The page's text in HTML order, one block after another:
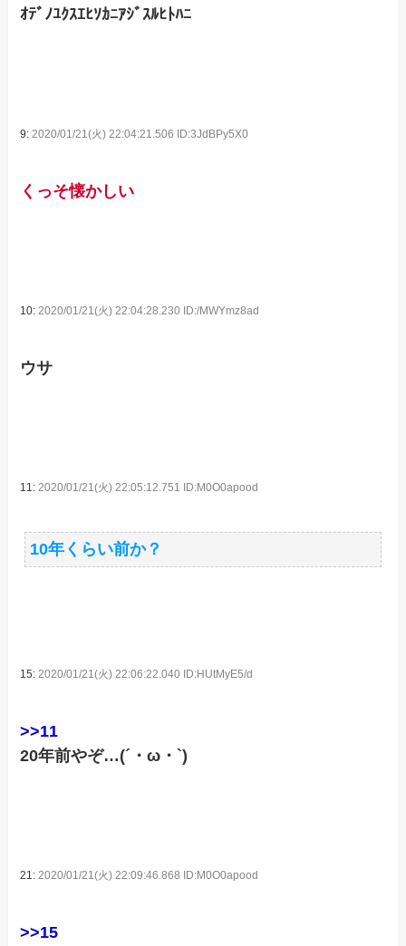
ｵﾃﾞﾉﾕｸｽｴﾋｿｶﾆｱｼﾞｽﾙﾋﾄﾊﾆ
9:2020/01/21(火) 22:04:21.506 ID:3JdBPy5X0
くっそ懐かしい
10:2020/01/21(火) 22:04:28.230 ID:/MWYmz8ad
ウサ
11: 2020/01/21(火) 22:05:12.751 ID:M0O0apood
10年くらい前か？
15:2020/01/21(火) 22:06:22.040 ID:HUtMyE5/d
>>11
20年前やぞ…(´・ω・`)
21:2020/01/21(火) 22:09:46.868 ID:M0O0apood
>>15